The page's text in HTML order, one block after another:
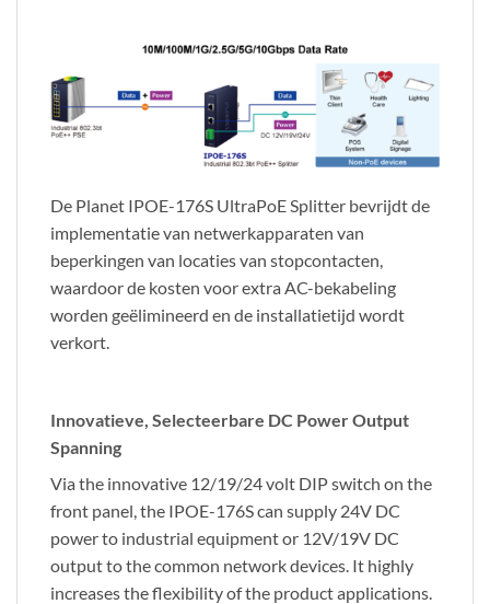
De Planet IPOE-176S UltraPoE Splitter bevrijdt de
implementatie van netwerkapparaten van
beperkingen van locaties van stopcontacten,
waardoor de kosten voor extra AC-bekabeling
worden geëlimineerd en de installatietijd wordt
verkort.
Innovatieve, Selecteerbare DC Power Output
Spanning
Via the innovative 12/19/24 volt DIP switch on the
front panel, the IPOE-176S can supply 24V DC
power to industrial equipment or 12V/19V DC
output to the common network devices. It highly
increases the flexibility of the product applications.